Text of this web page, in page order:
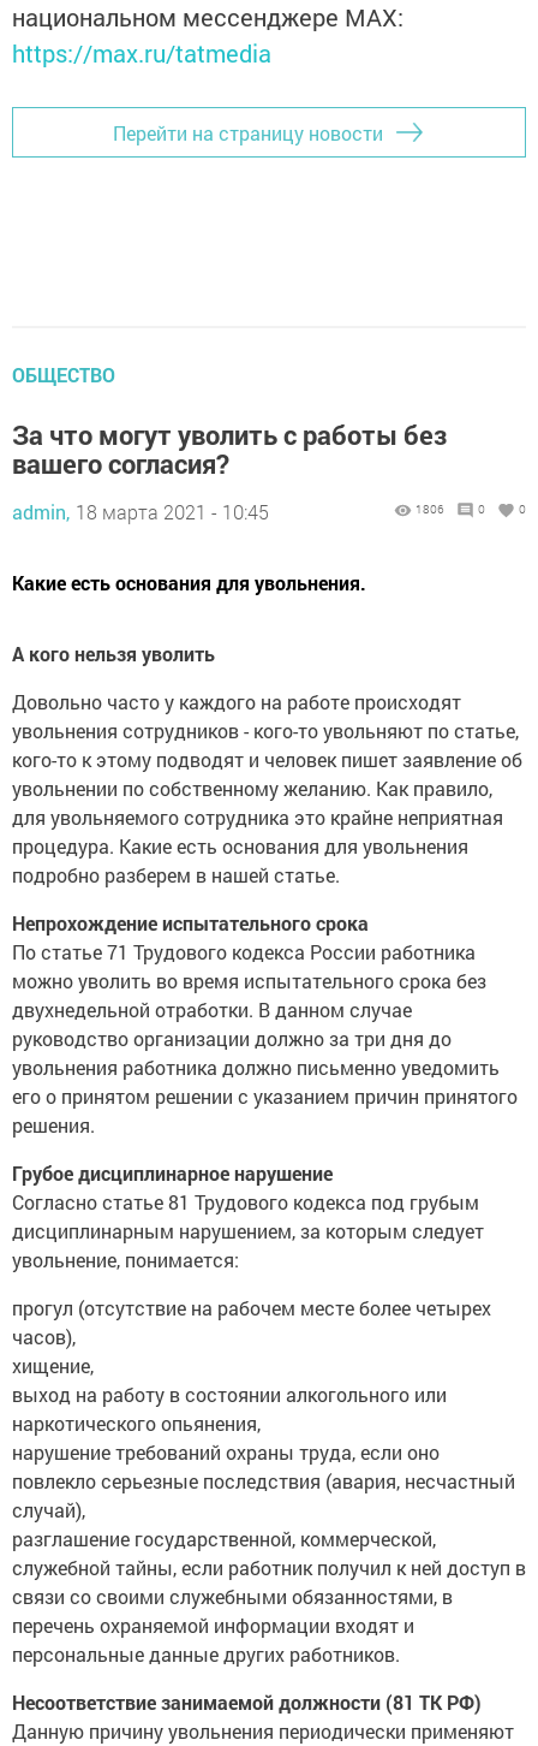
национальном мессенджере MАХ:
https://max.ru/tatmedia
Перейти на страницу новости
ОБЩЕСТВО
За что могут уволить с работы без
вашего согласия?
admin, 18 марта 2021 - 10:45 1806 0 0
Какие есть основания для увольнения.
А кого нельзя уволить
Довольно часто у каждого на работе происходят
увольнения сотрудников - кого-то увольняют по статье,
кого-то к этому подводят и человек пишет заявление об
увольнении по собственному желанию. Как правило,
для увольняемого сотрудника это крайне неприятная
процедура. Какие есть основания для увольнения
подробно разберем в нашей статье.
Непрохождение испытательного срока
По статье 71 Трудового кодекса России работника
можно уволить во время испытательного срока без
двухнедельной отработки. В данном случае
руководство организации должно за три дня до
увольнения работника должно письменно уведомить
его о принятом решении с указанием причин принятого
решения.
Грубое дисциплинарное нарушение
Согласно статье 81 Трудового кодекса под грубым
дисциплинарным нарушением, за которым следует
увольнение, понимается:
прогул (отсутствие на рабочем месте более четырех
часов),
хищение,
выход на работу в состоянии алкогольного или
наркотического опьянения,
нарушение требований охраны труда, если оно
повлекло серьезные последствия (авария, несчастный
случай),
разглашение государственной, коммерческой,
служебной тайны, если работник получил к ней доступ в
связи со своими служебными обязанностями, в
перечень охраняемой информации входят и
персональные данные других работников.
Несоответствие занимаемой должности (81 ТК РФ)
Данную причину увольнения периодически применяют